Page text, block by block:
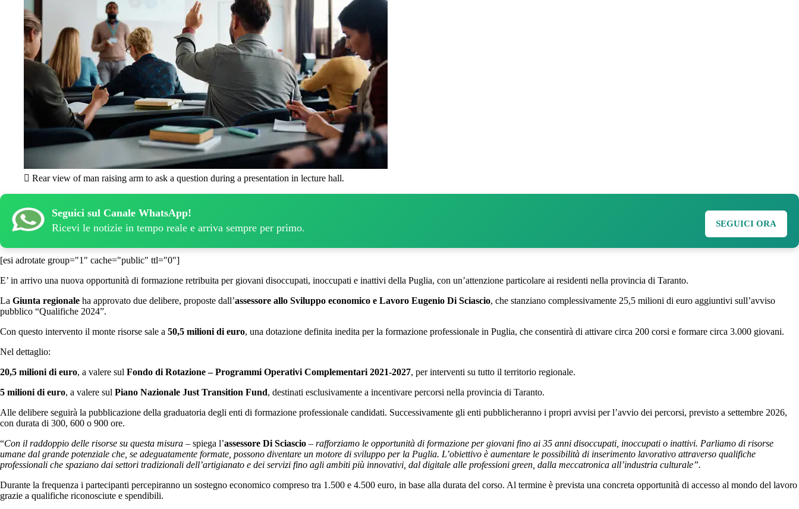
Rear view of man raising arm to ask a question during a presentation in lecture hall.
Seguici sul Canale WhatsApp!
Ricevi le notizie in tempo reale e arriva sempre per primo.
SEGUICI ORA
[esi adrotate group="1" cache="public" ttl="0"]
E’ in arrivo una nuova opportunità di formazione retribuita per giovani disoccupati, inoccupati e inattivi della Puglia, con un’attenzione particolare ai residenti nella provincia di Taranto.
La Giunta regionale ha approvato due delibere, proposte dall’assessore allo Sviluppo economico e Lavoro Eugenio Di Sciascio, che stanziano complessivamente 25,5 milioni di euro aggiuntivi sull’avviso
pubblico “Qualifiche 2024”.
Con questo intervento il monte risorse sale a 50,5 milioni di euro, una dotazione definita inedita per la formazione professionale in Puglia, che consentirà di attivare circa 200 corsi e formare circa 3.000 giovani.
Nel dettaglio:
20,5 milioni di euro, a valere sul Fondo di Rotazione – Programmi Operativi Complementari 2021-2027, per interventi su tutto il territorio regionale.
5 milioni di euro, a valere sul Piano Nazionale Just Transition Fund, destinati esclusivamente a incentivare percorsi nella provincia di Taranto.
Alle delibere seguirà la pubblicazione della graduatoria degli enti di formazione professionale candidati. Successivamente gli enti pubblicheranno i propri avvisi per l’avvio dei percorsi, previsto a settembre 2026,
con durata di 300, 600 o 900 ore.
“Con il raddoppio delle risorse su questa misura – spiega l’assessore Di Sciascio – rafforziamo le opportunità di formazione per giovani fino ai 35 anni disoccupati, inoccupati o inattivi. Parliamo di risorse
umane dal grande potenziale che, se adeguatamente formate, possono diventare un motore di sviluppo per la Puglia. L’obiettivo è aumentare le possibilità di inserimento lavorativo attraverso qualifiche
professionali che spaziano dai settori tradizionali dell’artigianato e dei servizi fino agli ambiti più innovativi, dal digitale alle professioni green, dalla meccatronica all’industria culturale”.
Durante la frequenza i partecipanti percepiranno un sostegno economico compreso tra 1.500 e 4.500 euro, in base alla durata del corso. Al termine è prevista una concreta opportunità di accesso al mondo del lavoro
grazie a qualifiche riconosciute e spendibili.